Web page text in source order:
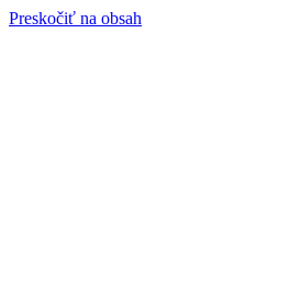
Preskočiť na obsah